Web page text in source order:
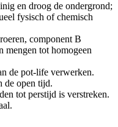
en droog de ondergrond;
fysisch of chemisch
component B
mengen tot homogeen
de pot-life verwerken.
de open tijd.
tot perstijd is verstreken.